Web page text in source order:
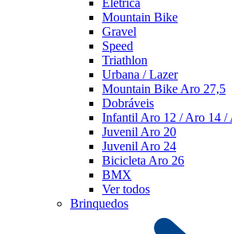
Elétrica
Mountain Bike
Gravel
Speed
Triathlon
Urbana / Lazer
Mountain Bike Aro 27,5
Dobráveis
Infantil Aro 12 / Aro 14 /
Juvenil Aro 20
Juvenil Aro 24
Bicicleta Aro 26
BMX
Ver todos
Brinquedos